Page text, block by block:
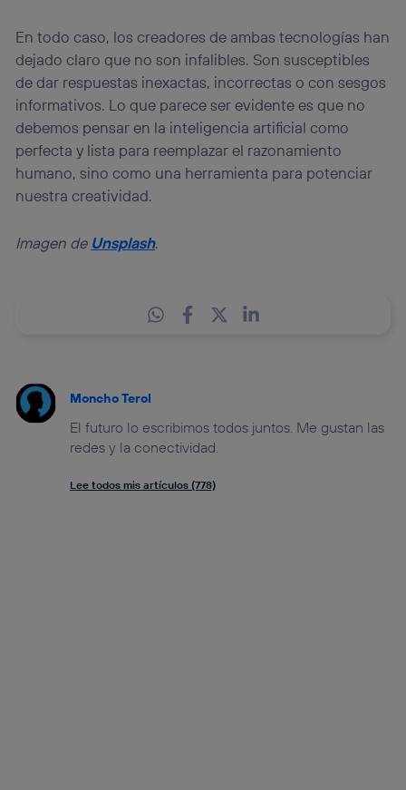
En todo caso, los creadores de ambas tecnologías han
dejado claro que no son infalibles. Son susceptibles
de dar respuestas inexactas, incorrectas o con sesgos
informativos. Lo que parece ser evidente es que no
debemos pensar en la inteligencia artificial como
perfecta y lista para reemplazar el razonamiento
humano, sino como una herramienta para potenciar
nuestra creatividad.
Imagen de Unsplash.
Moncho Terol
El futuro lo escribimos todos juntos. Me gustan las
redes y la conectividad.
Lee todos mis artículos (778)